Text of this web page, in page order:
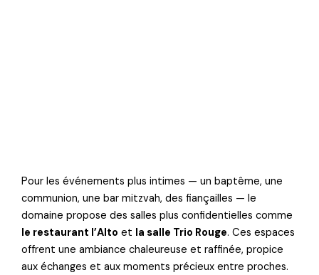
Pour les événements plus intimes — un baptême, une
communion, une bar mitzvah, des fiançailles — le
domaine propose des salles plus confidentielles comme
le restaurant l’Alto et la salle Trio Rouge. Ces espaces
offrent une ambiance chaleureuse et raffinée, propice
aux échanges et aux moments précieux entre proches.